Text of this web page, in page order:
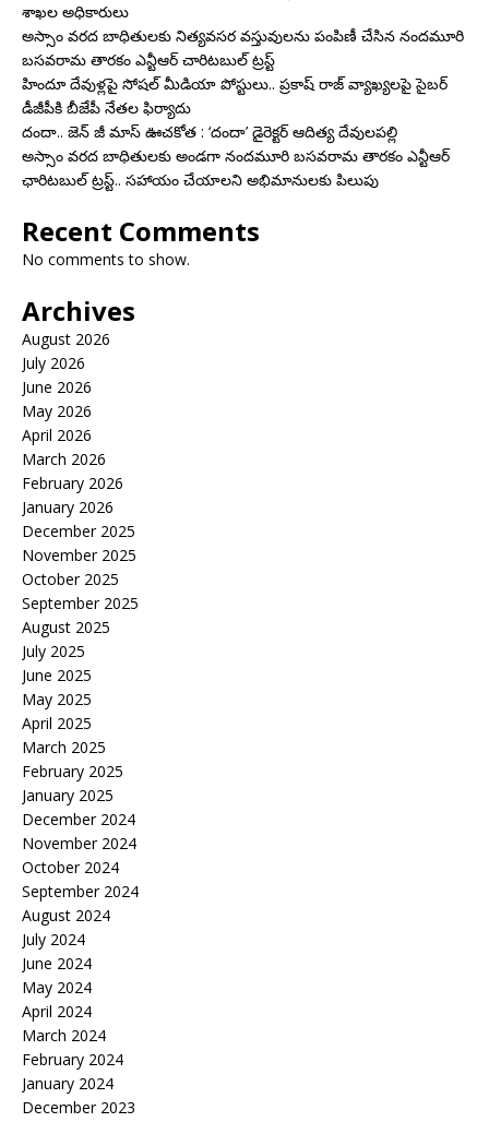
శాఖల అధికారులు
అస్సాం వరద బాధితులకు నిత్యవసర వస్తువులను పంపిణీ చేసిన నందమూరి
బసవరామ తారకం ఎన్టీఆర్ చారిటబుల్ ట్రస్ట్
హిందూ దేవుళ్లపై సోషల్ మీడియా పోస్టులు.. ప్రకాష్ రాజ్ వ్యాఖ్యలపై సైబర్
డీజీపీకి బీజేపీ నేతల ఫిర్యాదు
దందా.. జెన్ జీ మాస్ ఊచకోత : ‘దందా’ డైరెక్ట‌ర్ ఆదిత్య దేవులపల్లి
అస్సాం వరద బాధితులకు అండగా నందమూరి బసవరామ తారకం ఎన్టీఆర్
ఛారిటబుల్ ట్రస్ట్.. సహాయం చేయాలని అభిమానులకు పిలుపు
Recent Comments
No comments to show.
Archives
August 2026
July 2026
June 2026
May 2026
April 2026
March 2026
February 2026
January 2026
December 2025
November 2025
October 2025
September 2025
August 2025
July 2025
June 2025
May 2025
April 2025
March 2025
February 2025
January 2025
December 2024
November 2024
October 2024
September 2024
August 2024
July 2024
June 2024
May 2024
April 2024
March 2024
February 2024
January 2024
December 2023